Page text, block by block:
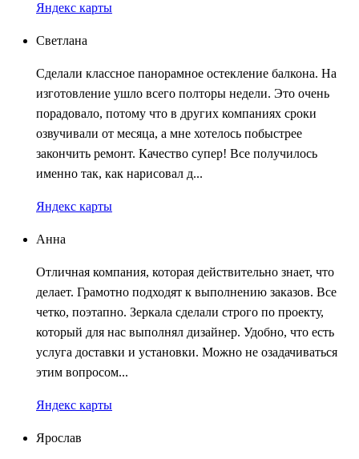
Яндекс карты
Светлана
Сделали классное панорамное остекление балкона. На
изготовление ушло всего полторы недели. Это очень
порадовало, потому что в других компаниях сроки
озвучивали от месяца, а мне хотелось побыстрее
закончить ремонт. Качество супер! Все получилось
именно так, как нарисовал д...
Яндекс карты
Анна
Отличная компания, которая действительно знает, что
делает. Грамотно подходят к выполнению заказов. Все
четко, поэтапно. Зеркала сделали строго по проекту,
который для нас выполнял дизайнер. Удобно, что есть
услуга доставки и установки. Можно не озадачиваться
этим вопросом...
Яндекс карты
Ярослав